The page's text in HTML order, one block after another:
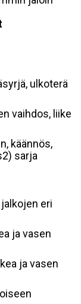
ulkoterä
vaihdos, liike
käännös,
sarja
eri
ja vasen
ja vasen